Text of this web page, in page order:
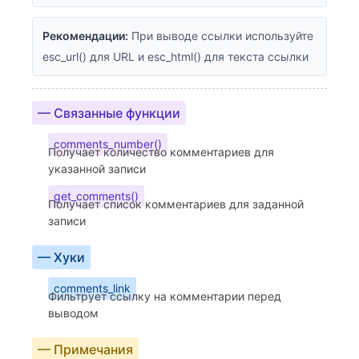
Рекомендации: При выводе ссылки используйте
esc_url() для URL и esc_html() для текста ссылки
— Связанные функции
comments_number()
Получает количество комментариев для
указанной записи
get_comments()
Получает список комментариев для заданной
записи
— Хуки
comments_link
Фильтрует ссылку на комментарии перед
выводом
— Примечания